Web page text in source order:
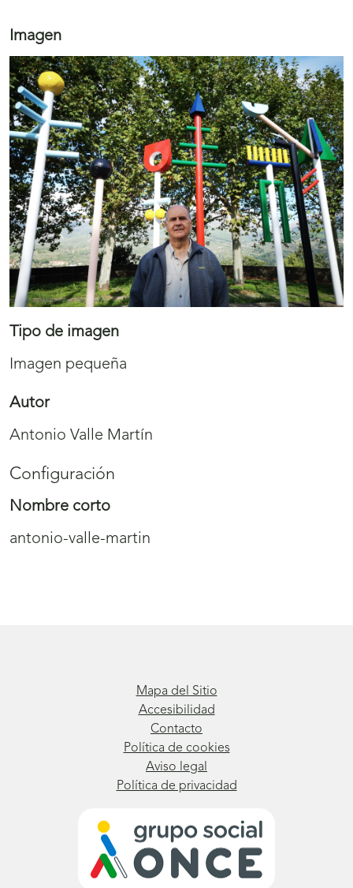
Imagen
Tipo de imagen
Imagen pequeña
Autor
Antonio Valle Martín
Configuración
Nombre corto
antonio-valle-martin
Mapa del Sitio
Accesibilidad
Contacto
Política de cookies
Aviso legal
Política de privacidad